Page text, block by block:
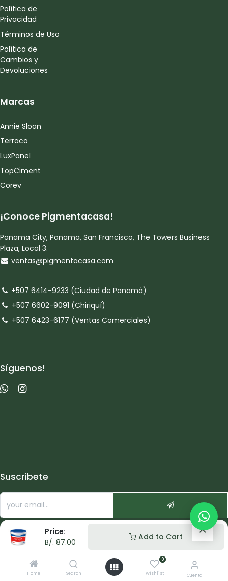
Price:
B/. 87.00
Add to Cart
Home Search
0
Wishlist Cuenta
Política de
Privacidad
Términos de Uso
Política de
Cambios y
Devoluciones
Marcas
Annie Sloan
Terraco
LuxPanel
TopCiment
Corev
¡Conoce Pigmentacasa!
Panama City, Panama, San Francisco, The Towers Business
Plaza, Local 3.
ventas@pigmentacasa.com
+507 6414-9233 (Ciudad de Panamá)
+507 6602-9091 (Chiriquí)
+507 6423-6177 (Ventas Comerciales)
Síguenos!
Suscribete
Copyright © pigmentacasa s.a.